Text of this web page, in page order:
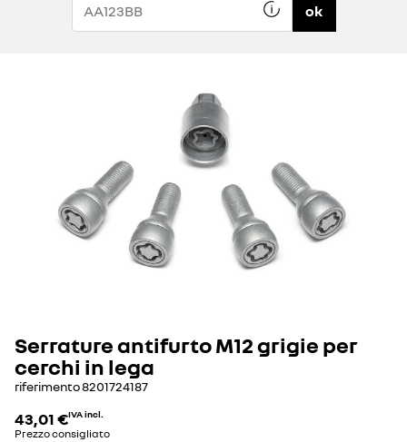
ok
Serrature antifurto M12 grigie per
cerchi in lega
riferimento8201724187
43,01 €IVA incl.
Prezzo consigliato